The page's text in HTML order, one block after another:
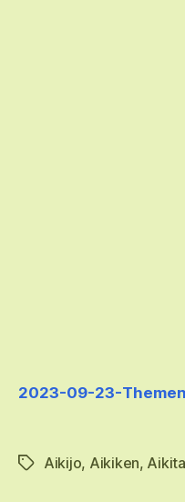
2023-09-23-
Schlagwörter
Aikijo, Aikiken,